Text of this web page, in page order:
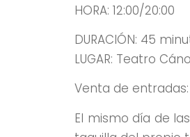
HORA: 12:00/20:00
DURACIÓN: 45
LUGAR: Teatro
Venta de entradas:
El mismo día de